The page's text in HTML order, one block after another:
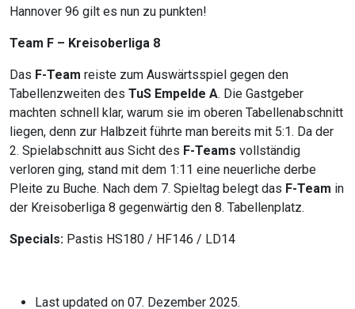
Hannover 96 gilt es nun zu punkten!
Team F – Kreisoberliga 8
Das F-Team reiste zum Auswärtsspiel gegen den
Tabellenzweiten des TuS Empelde A. Die Gastgeber
machten schnell klar, warum sie im oberen Tabellenabschnitt
liegen, denn zur Halbzeit führte man bereits mit 5:1. Da der
2. Spielabschnitt aus Sicht des F-Teams vollständig
verloren ging, stand mit dem 1:11 eine neuerliche derbe
Pleite zu Buche. Nach dem 7. Spieltag belegt das F-Team in
der Kreisoberliga 8 gegenwärtig den 8. Tabellenplatz.
Specials: Pastis HS180 / HF146 / LD14
Last updated on 07. Dezember 2025.